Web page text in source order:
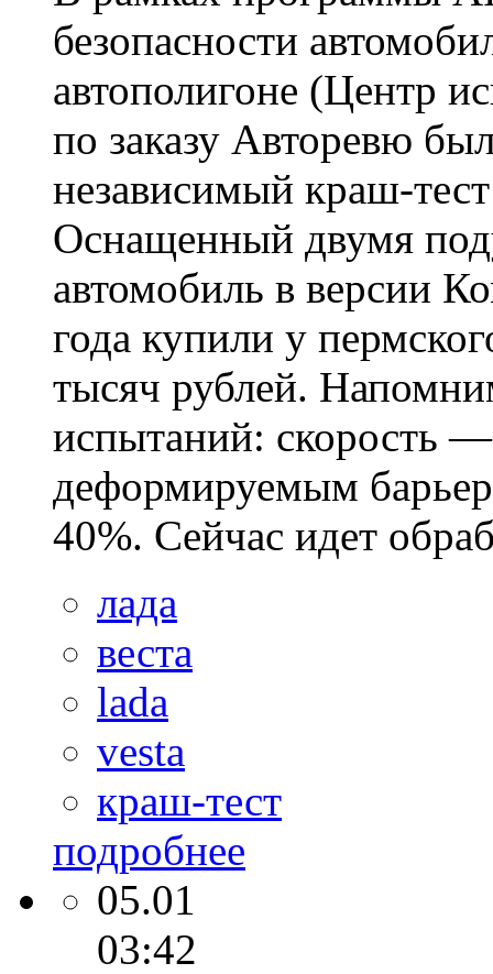
безопасности
автополигоне (Центр
по заказу Авторевю
независимый краш-
Оснащенный двумя
автомобиль в версии
года купили у
тысяч рублей.
испытаний: скорость
деформируемым
40%. Сейчас идет
лада
веста
lada
vesta
краш-тест
подробнее
05.01
03:42